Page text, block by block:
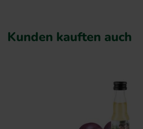
Kunden kauften auch